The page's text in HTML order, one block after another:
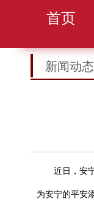
首页
新闻动态
近日，安宁
为安宁的平安